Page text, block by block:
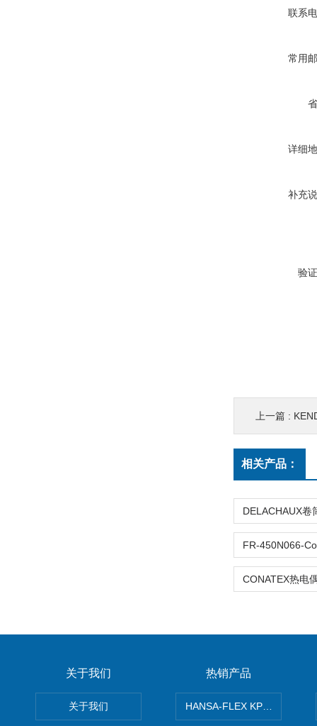
联系
常用
详细
补充
验
上一篇 :
相关产品：
CONATEX热电
关于我们
关于我们
热销产品
HANSA-FLEX KP100P紧凑